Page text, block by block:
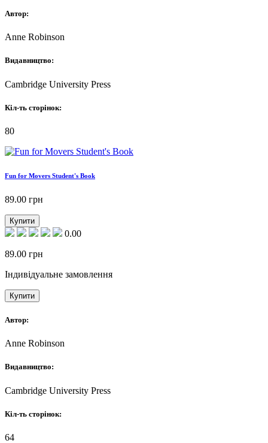
Автор:
Anne Robinson
Видавництво:
Cambridge University Press
Кіл-ть сторінок:
80
Fun for Movers Student's Book
89.00 грн
Купити
0.00
89.00 грн
Індивідуальне замовлення
Купити
Автор:
Anne Robinson
Видавництво:
Cambridge University Press
Кіл-ть сторінок:
64